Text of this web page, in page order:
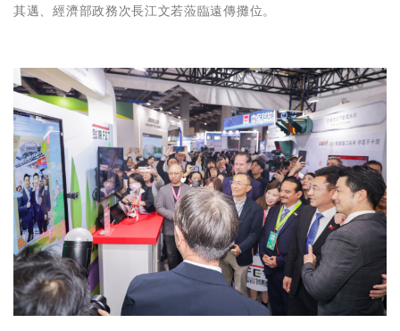
其邁、經濟部政務次長江文若蒞臨遠傳攤位。